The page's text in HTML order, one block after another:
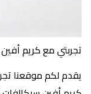
تجربتي مع كريم
يقدم لكم موقعنا